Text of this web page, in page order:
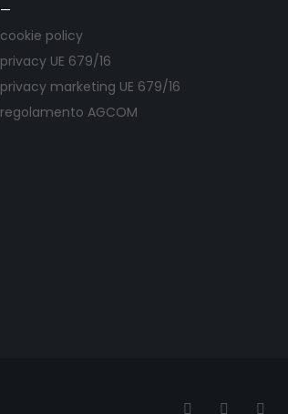
—
cookie policy
privacy UE 679/16
privacy marketing UE 679/16
regolamento AGCOM